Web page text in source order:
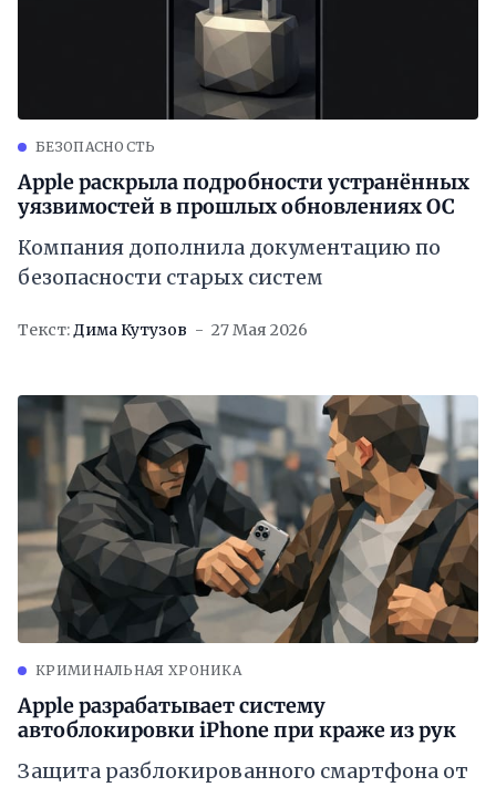
БЕЗОПАСНОСТЬ
Apple раскрыла подробности устранённых
уязвимостей в прошлых обновлениях ОС
Компания дополнила документацию по
безопасности старых систем
Текст:Дима Кутузов 27 Мая 2026
КРИМИНАЛЬНАЯ ХРОНИКА
Apple разрабатывает систему
автоблокировки iPhone при краже из рук
Защита разблокированного смартфона от